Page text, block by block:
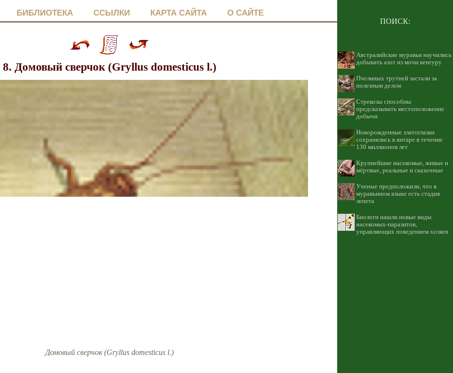
БИБЛИОТЕКА ССЫЛКИ КАРТА САЙТА О САЙТЕ
8. Домовый сверчок (Gryllus domesticus l.)
Домовый сверчок (Gryllus domesticus l.)
ПОИСК:
Австралийские муравьи научились
добывать азот из мочи кенгуру
Пчелиных трутней застали за
полезным делом
Стрекозы способны
предсказывать местоположение
добычи
Новорожденные златоглазки
сохранялись в янтаре в течение
130 миллионов лет
Крупнейшие насекомые, живые и
мёртвые, реальные и сказочные
Ученые предположили, что в
муравьином языке есть стадия
лепета
Биологи нашли новые виды
насекомых-паразитов,
управляющих поведением хозяев